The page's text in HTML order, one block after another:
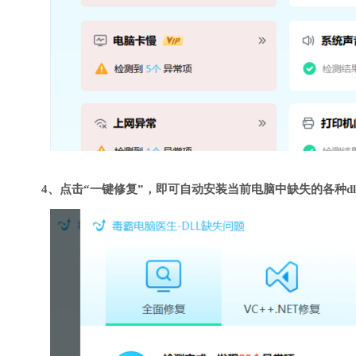
4、点击“一键修复”，即可自动安装当前电脑中缺失的各种